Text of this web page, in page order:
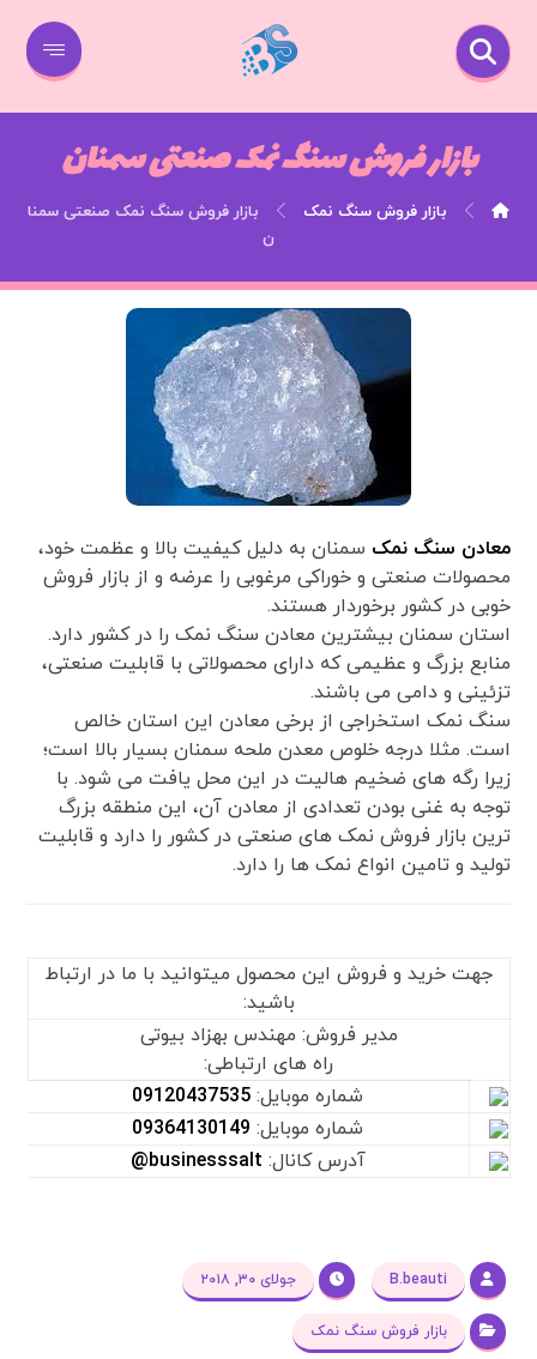
بازار فروش سنگ نمک صنعتی سمنان
بازار فروش سنگ نمک
بازار فروش سنگ نمک صنعتی سمنا
ن
معادن سنگ نمک سمنان به دلیل کیفیت بالا و عظمت خود،
محصولات صنعتی و خوراکی مرغوبی را عرضه و از بازار فروش
خوبی در کشور برخوردار هستند.
استان سمنان بیشترین معادن سنگ نمک را در کشور دارد.
منابع بزرگ و عظیمی که دارای محصولاتی با قابلیت صنعتی،
تزئینی و دامی می باشند.
سنگ نمک استخراجی از برخی معادن این استان خالص
است. مثلا درجه خلوص معدن ملحه سمنان بسیار بالا است؛
زیرا رگه های ضخیم هالیت در این محل یافت می شود. با
توجه به غنی بودن تعدادی از معادن آن، این منطقه بزرگ
ترین بازار فروش نمک های صنعتی در کشور را دارد و قابلیت
تولید و تامین انواع نمک ها را دارد.
جهت خرید و فروش این محصول میتوانید با ما در ارتباط
باشید:
مدیر فروش: مهندس بهزاد بیوتی
راه های ارتباطی:
شماره موبایل: 09120437535
شماره موبایل: 09364130149
آدرس کانال: businesssalt@
B.beauti جولای ۳۰, ۲۰۱۸
بازار فروش سنگ نمک